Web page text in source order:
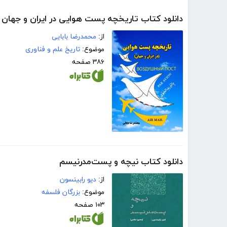
دانلود کتاب تاریخچه پست هوایی در ایران و جهان
از: محمدرضا بابایی
موضوع: تاریخ علم و فناوری
۳۸۶ صفحه
دانلود کتاب نیچه و پست‌مدرنیسم
از: دیو رابینسون
موضوع: بزرگان فلسفه
۱۰۳ صفحه